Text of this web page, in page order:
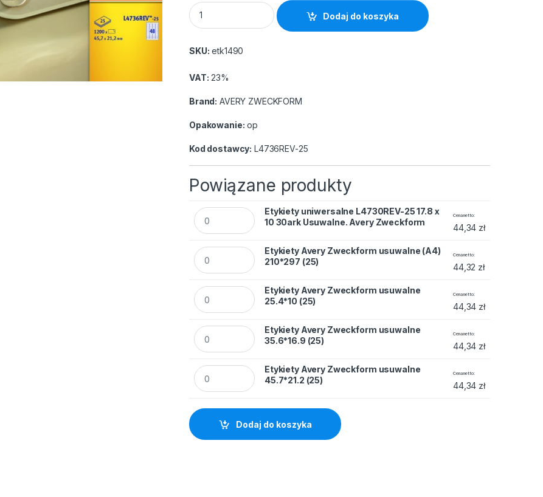
Etykiety Avery Zweckform usuwalne 45.7*21.2 (25) quantity
Dodaj do koszyka
SKU: etk1490
VAT: 23%
Brand: AVERY ZWECKFORM
Opakowanie: op
Kod dostawcy: L4736REV-25
Powiązane produkty
Etykiety uniwersalne L4730REV-25 17.8 x 10 30ark Usuwalne. Avery Zweckform
Etykiety uniwersalne L4730REV-25 17.8 x
10 30ark Usuwalne. Avery Zweckform
Cena netto
44,34 zł
Etykiety Avery Zweckform usuwalne (A4) 210*297 (25) quantity
Etykiety Avery Zweckform usuwalne (A4)
210*297 (25)
Cena netto
44,32 zł
Etykiety Avery Zweckform usuwalne 25.4*10 (25) quantity
Etykiety Avery Zweckform usuwalne
25.4*10 (25)
Cena netto
44,34 zł
Etykiety Avery Zweckform usuwalne 35.6*16.9 (25) quantity
Etykiety Avery Zweckform usuwalne
35.6*16.9 (25)
Cena netto
44,34 zł
Etykiety Avery Zweckform usuwalne 45.7*21.2 (25) quantity
Etykiety Avery Zweckform usuwalne
45.7*21.2 (25)
Cena netto
44,34 zł
Dodaj do koszyka